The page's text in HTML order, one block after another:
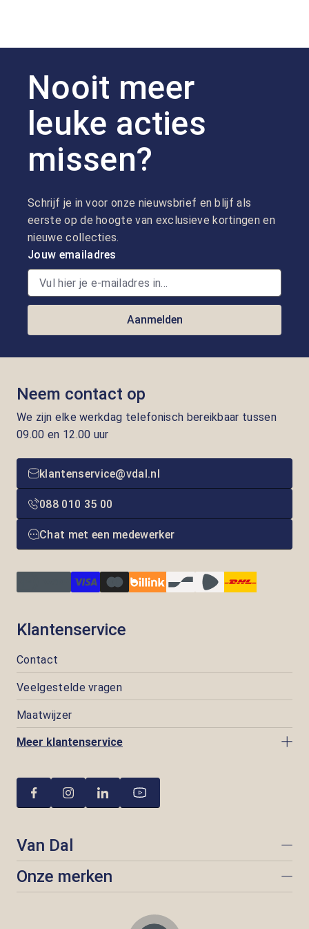
Nooit meer
leuke acties
missen?
Schrijf je in voor onze nieuwsbrief en blijf als
eerste op de hoogte van exclusieve kortingen en
nieuwe collecties.
Jouw emailadres
Aanmelden
Neem contact op
We zijn elke werkdag telefonisch bereikbaar tussen
09.00 en 12.00 uur
klantenservice@vdal.nl
088 010 35 00
Chat met een medewerker
Klantenservice
Contact
Veelgestelde vragen
Maatwijzer
Meer klantenservice
Van Dal
Onze merken